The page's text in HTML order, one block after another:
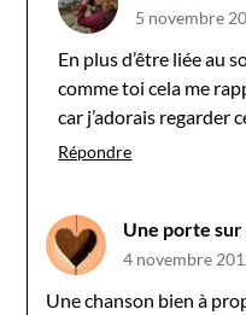
5 novembre
En plus d’être liée au
comme toi cela me
car j’adorais regarder
Répondre
Une porte
4 novembre
Une chanson bien à